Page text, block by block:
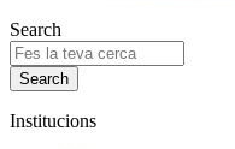
Search
Institucions